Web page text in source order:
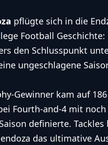
pflügte sich in die
Football
den Schlusspunkt
ungeschlagene
Gewinner kam auf
Fourth-and-4 mit
definierte.
das ultimative